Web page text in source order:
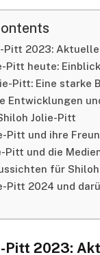
Pitt 2023:
Pitt heute:
Pitt: Eine starke
Entwicklungen
Jolie-Pitt
Pitt und ihre
Pitt und die
für
Pitt 2024 und
Pitt 2023: